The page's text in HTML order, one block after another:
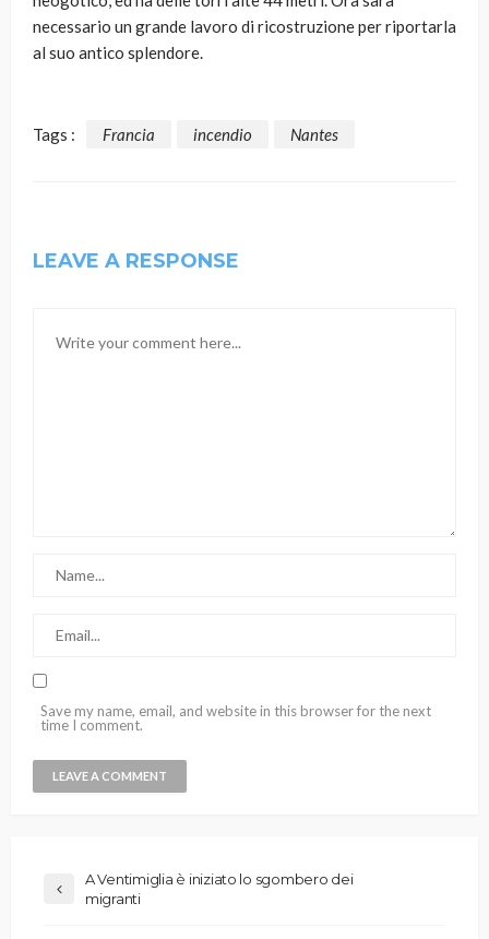
necessario un grande lavoro di ricostruzione per riportarla
al suo antico splendore.
Tags : Francia incendio Nantes
LEAVE A RESPONSE
Save my name, email, and website in this browser for the next
time I comment.
A Ventimiglia è iniziato lo sgombero dei
migranti